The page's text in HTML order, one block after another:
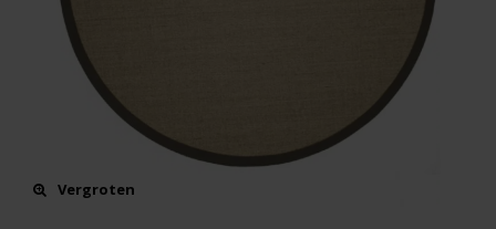
Vergroten